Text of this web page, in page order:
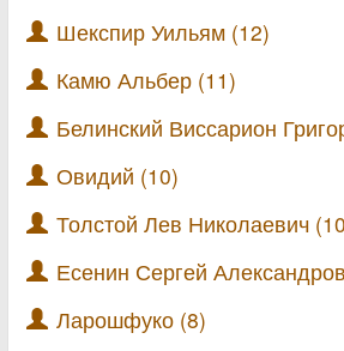
Шекспир Уильям (12)
Камю Альбер (11)
Белинский Виссарион
Овидий (10)
Толстой Лев Николаевич
Есенин Сергей
Ларошфуко (8)